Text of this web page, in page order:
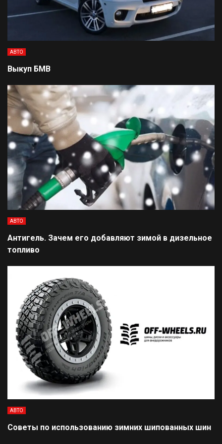
АВТО
Выкуп БМВ
АВТО
Антигель. Зачем его добавляют зимой в дизельное
топливо
АВТО
Советы по использованию зимних шипованных шин